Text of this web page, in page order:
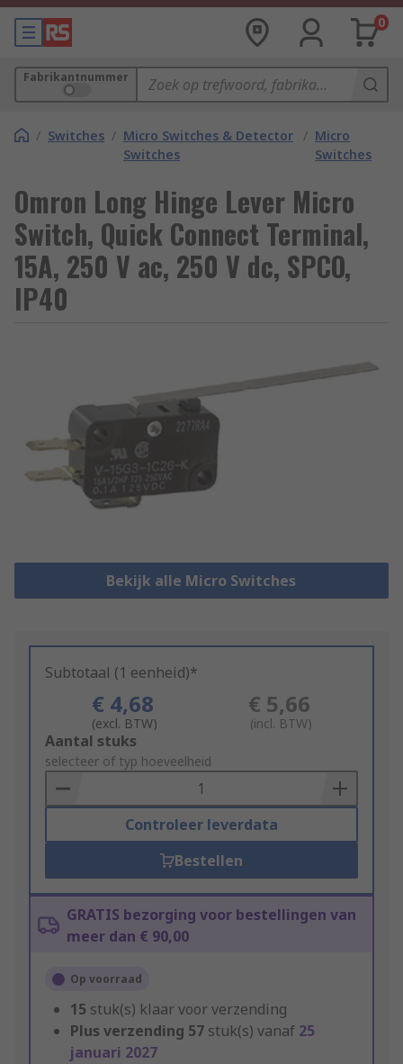
0
Fabrikantnummer
/ Switches / Micro Switches & Detector
Switches
/ Micro
Switches
Omron Long Hinge Lever Micro
Switch, Quick Connect Terminal,
15A, 250 V ac, 250 V dc, SPCO,
IP40
Bekijk alle Micro Switches
Subtotaal (1 eenheid)*
€ 4,68
(excl. BTW)
€ 5,66
(incl. BTW)
Add
to
Basket
Aantal stuks
selecteer of typ hoeveelheid
Controleer leverdata
Bestellen
GRATIS bezorging voor bestellingen van
meer dan € 90,00
Op voorraad
15 stuk(s) klaar voor verzending
Plus verzending 57 stuk(s) vanaf 25
januari 2027